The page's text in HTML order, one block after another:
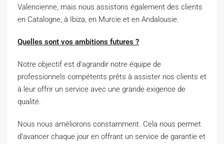
Valencienne, mais nous assistons également des clients
en Catalogne, à Ibiza, en Murcie et en Andalousie.
Quelles sont vos ambitions futures ?
Notre objectif est d’agrandir notre équipe de
professionnels compétents prêts à assister nos clients et
à leur offrir un service avec une grande exigence de
qualité.
Nous nous améliorons constamment. Cela nous permet
d’avancer chaque jour en offrant un service de garantie et